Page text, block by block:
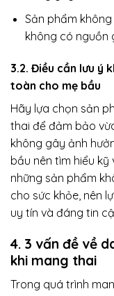
Sản phẩm
không có nguồn
3.2. Điều cần lưu ý
toàn cho mẹ bầu
Hãy lựa chọn sản
thai để đảm bảo
không gây ảnh
bầu nên tìm hiểu
những sản phẩm
cho sức khỏe, nên
uy tín và đáng tin
4. 3 vấn đề về
khi mang thai
Trong quá trình